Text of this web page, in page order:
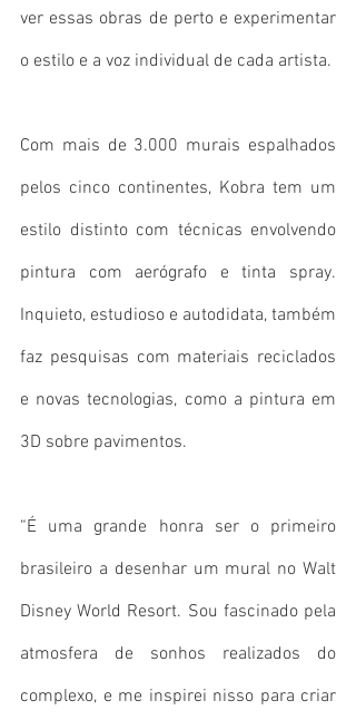
ver essas obras de perto e experimentar
o estilo e a voz individual de cada artista.
Com mais de 3.000 murais espalhados
pelos cinco continentes, Kobra tem um
estilo distinto com técnicas envolvendo
pintura com aerógrafo e tinta spray.
Inquieto, estudioso e autodidata, também
faz pesquisas com materiais reciclados
e novas tecnologias, como a pintura em
3D sobre pavimentos.
“É uma grande honra ser o primeiro
brasileiro a desenhar um mural no Walt
Disney World Resort. Sou fascinado pela
atmosfera de sonhos realizados do
complexo, e me inspirei nisso para criar